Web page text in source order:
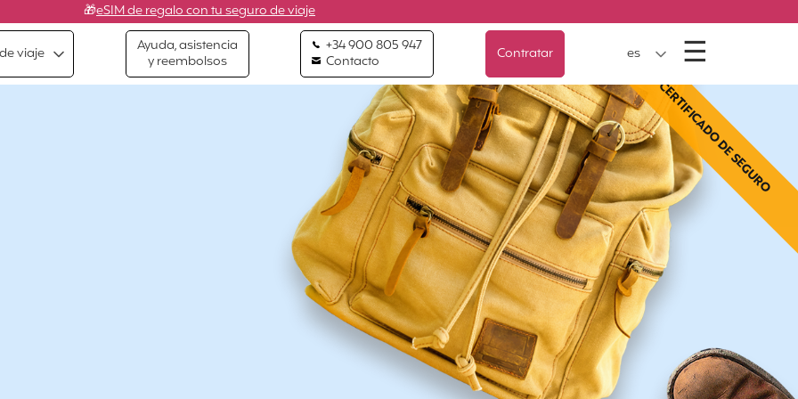
🎁eSIM de regalo con tu seguro de viaje
viaje
Ayuda, asistencia
y reembolsos
+34 900 805 947
Contacto
Contratar es ☰
CERTIFICADO DE SEGURO